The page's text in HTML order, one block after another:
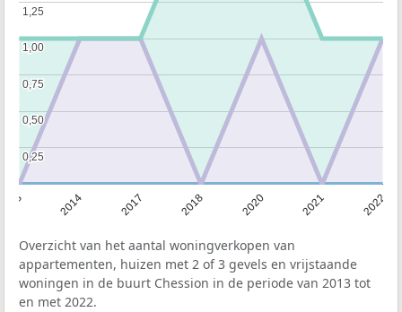
2014 2017 2018 2020 2021 2022
0,25
0,25
0,50
0,50
0,75
0,75
1,00
1,00
1,25
1,25
Overzicht van het aantal woningverkopen van
appartementen, huizen met 2 of 3 gevels en vrijstaande
woningen in de buurt Chession in de periode van 2013 tot
en met 2022.